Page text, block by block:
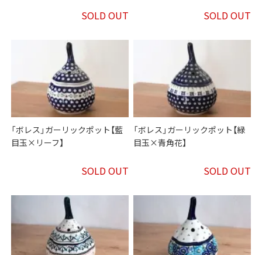
SOLD OUT SOLD OUT
「ボレス」ガーリックポット【藍
目玉×リーフ】
SOLD OUT
「ボレス」ガーリックポット【緑
目玉×青角花】
SOLD OUT